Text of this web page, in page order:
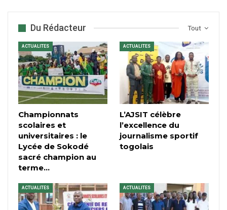
Tout
Du Rédacteur
ACTUALITES
Championnats
scolaires et
universitaires : le
Lycée de Sokodé
sacré champion au
terme…
ACTUALITES
L’AJSIT célèbre
l’excellence du
journalisme sportif
togolais
ACTUALITES ACTUALITES